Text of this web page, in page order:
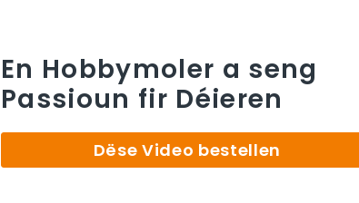
En Hobbymoler a seng
Passioun fir Déieren
Dëse Video bestellen